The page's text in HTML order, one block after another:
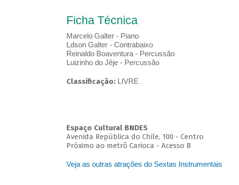
Ficha Técnica
Marcelo Galter - Piano
Ldson Galter - Contrabaixo
Reinaldo Boaventura - Percussão
Luizinho do Jêje - Percussão
Classificação: LIVRE
Espaço Cultural BNDES
Avenida República do Chile, 100 - Centro
Próximo ao metrô Carioca - Acesso B
Veja as outras atrações do Sextas Instrumentais